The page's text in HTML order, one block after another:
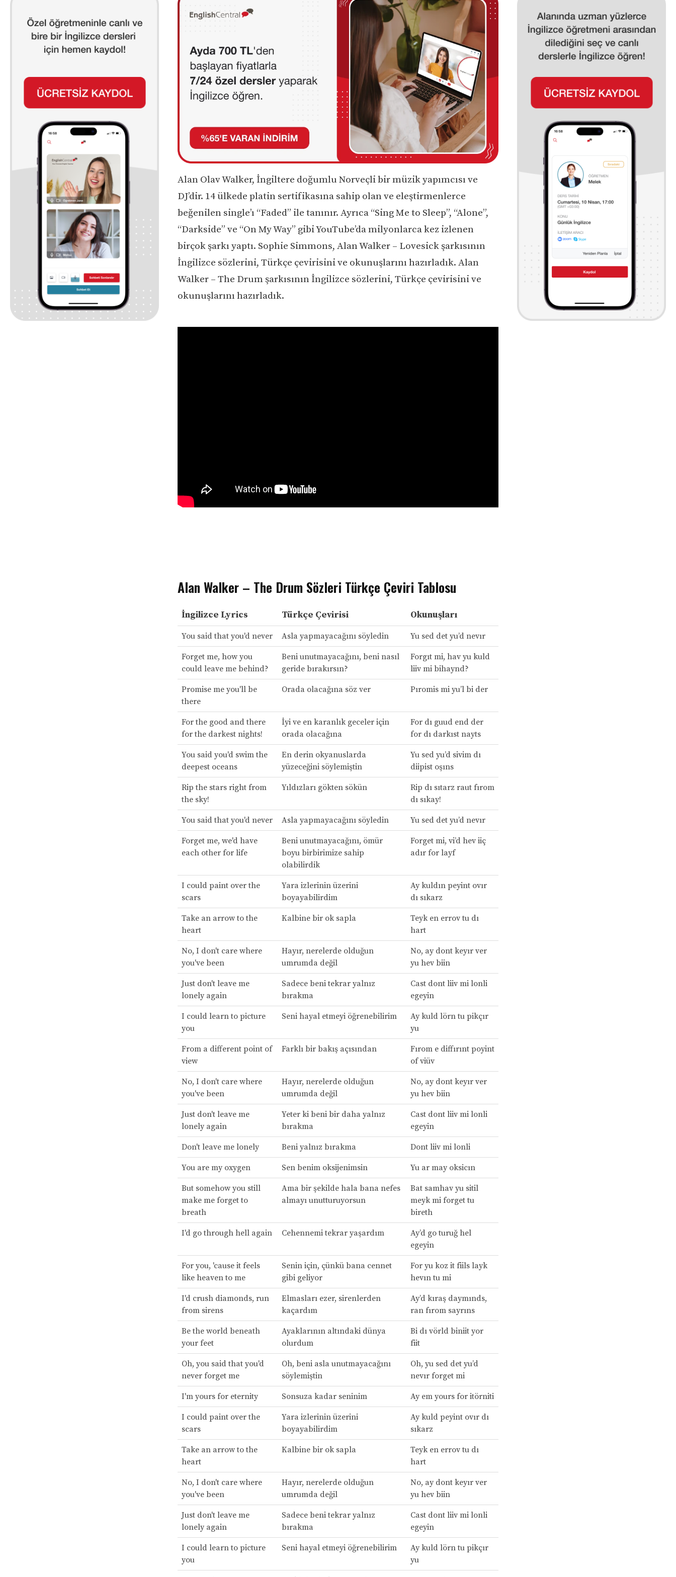
Alan Olav Walker, İngiltere doğumlu Norveçli bir müzik yapımcısı ve
DJ’dir. 14 ülkede platin sertifikasına sahip olan ve eleştirmenlerce
beğenilen single’ı “Faded” ile tanınır. Ayrıca “Sing Me to Sleep”, “Alone”,
“Darkside” ve “On My Way” gibi YouTube’da milyonlarca kez izlenen
birçok şarkı yaptı. Sophie Simmons, Alan Walker – Lovesick şarkısının
İngilizce sözlerini, Türkçe çevirisini ve okunuşlarını hazırladık. Alan
Walker – The Drum şarkısının İngilizce sözlerini, Türkçe çevirisini ve
okunuşlarını hazırladık.
Alan Walker – The Drum Sözleri Türkçe Çeviri Tablosu
İngilizce Lyrics Türkçe Çevirisi Okunuşları
You said that you'd never Asla yapmayacağını söyledin Yu sed det yu’d nevır
Forget me, how you
could leave me behind?
Beni unutmayacağını, beni nasıl
geride bırakırsın?
Forgıt mi, hav yu kuld
liiv mi bihaynd?
Promise me you'll be
there
Orada olacağına söz ver Pıromis mi yu’l bi der
For the good and there
for the darkest nights!
İyi ve en karanlık geceler için
orada olacağına
For dı guud end der
for dı darkıst nayts
You said you'd swim the
deepest oceans
En derin okyanuslarda
yüzeceğini söylemiştin
Yu sed yu’d sivim dı
diipist oşıns
Rip the stars right from
the sky!
Yıldızları gökten sökün
Rip dı sıtarz raut fırom
dı sıkay!
You said that you'd never Asla yapmayacağını söyledin Yu sed det yu’d nevır
Forget me, we'd have
each other for life
Beni unutmayacağını, ömür
boyu birbirimize sahip
olabilirdik
Forget mi, vi’d hev iiç
adır for layf
I could paint over the
scars
Yara izlerinin üzerini
boyayabilirdim
Ay kuldın peyint ovır
dı sıkarz
Take an arrow to the
heart
Kalbine bir ok sapla
Teyk en errov tu dı
hart
No, I don't care where
you've been
Hayır, nerelerde olduğun
umrumda değil
No, ay dont keyır ver
yu hev biin
Just don't leave me
lonely again
Sadece beni tekrar yalnız
bırakma
Cast dont liiv mi lonli
egeyin
I could learn to picture
you
Seni hayal etmeyi öğrenebilirim
Ay kuld lörn tu pikçır
yu
From a different point of
view
Farklı bir bakış açısından
Fırom e diffırınt poyint
of viüv
No, I don't care where
you've been
Hayır, nerelerde olduğun
umrumda değil
No, ay dont keyır ver
yu hev biin
Just don't leave me
lonely again
Yeter ki beni bir daha yalnız
bırakma
Cast dont liiv mi lonli
egeyin
Don't leave me lonely Beni yalnız bırakma Dont liiv mi lonli
You are my oxygen Sen benim oksijenimsin Yu ar may oksicın
But somehow you still
make me forget to
breath
Ama bir şekilde hala bana nefes
almayı unutturuyorsun
Bat samhav yu sitil
meyk mi forget tu
bireth
I'd go through hell again Cehennemi tekrar yaşardım
Ay’d go turuğ hel
egeyin
For you, 'cause it feels
like heaven to me
Senin için, çünkü bana cennet
gibi geliyor
For yu koz it fiils layk
hevın tu mi
I'd crush diamonds, run
from sirens
Elmasları ezer, sirenlerden
kaçardım
Ay’d kıraş daymınds,
ran fırom sayrıns
Be the world beneath
your feet
Ayaklarının altındaki dünya
olurdum
Bi dı vörld biniit yor
fiit
Oh, you said that you'd
never forget me
Oh, beni asla unutmayacağını
söylemiştin
Oh, yu sed det yu’d
nevır forget mi
I'm yours for eternity Sonsuza kadar seninim Ay em yours for itörniti
I could paint over the
scars
Yara izlerinin üzerini
boyayabilirdim
Ay kuld peyint ovır dı
sıkarz
Take an arrow to the
heart
Kalbine bir ok sapla
Teyk en errov tu dı
hart
No, I don't care where
you've been
Hayır, nerelerde olduğun
umrumda değil
No, ay dont keyır ver
yu hev biin
Just don't leave me
lonely again
Sadece beni tekrar yalnız
bırakma
Cast dont liiv mi lonli
egeyin
I could learn to picture
you
Seni hayal etmeyi öğrenebilirim
Ay kuld lörn tu pikçır
yu